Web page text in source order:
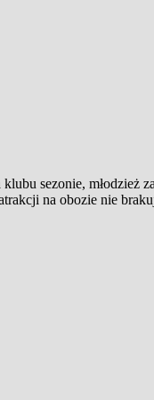
sezonie, młodzież
na obozie nie